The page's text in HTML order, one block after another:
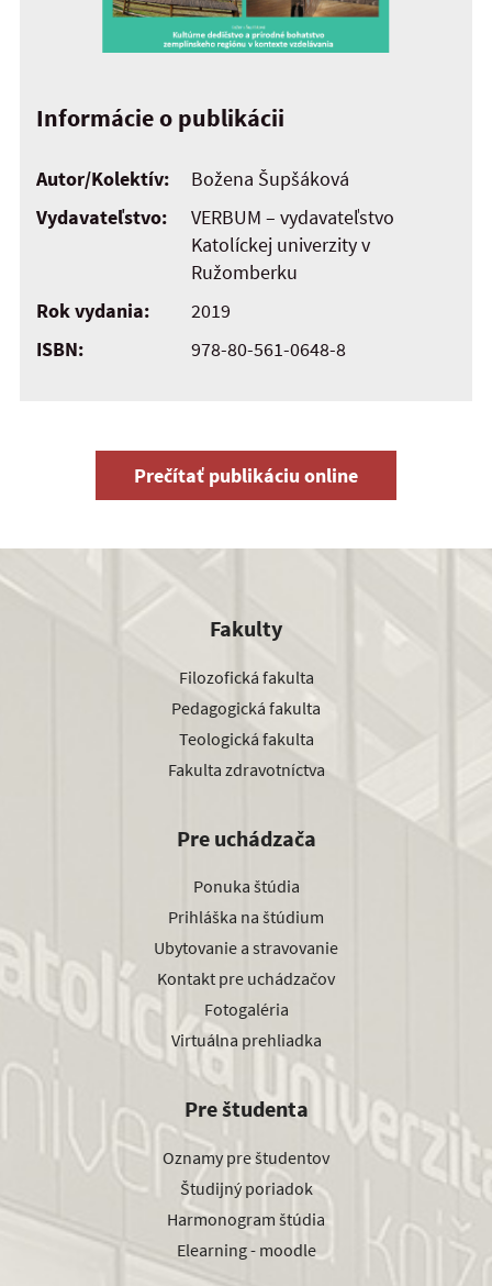
Informácie o publikácii
Autor/Kolektív:
Božena Šupšáková
Vydavateľstvo:
VERBUM – vydavateľstvo
Katolíckej univerzity v
Ružomberku
Rok vydania:
2019
ISBN:
978-80-561-0648-8
Prečítať publikáciu online
Fakulty
Filozofická fakulta
Pedagogická fakulta
Teologická fakulta
Fakulta zdravotníctva
Pre uchádzača
Ponuka štúdia
Prihláška na štúdium
Ubytovanie a stravovanie
Kontakt pre uchádzačov
Fotogaléria
Virtuálna prehliadka
Pre študenta
Oznamy pre študentov
Študijný poriadok
Harmonogram štúdia
Elearning - moodle